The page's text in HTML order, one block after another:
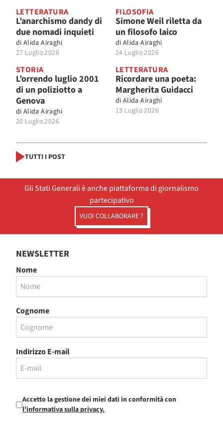
LETTERATURA
L’anarchismo dandy di
due nomadi inquieti
di Alida Airaghi
27 Luglio 2026
FILOSOFIA
Simone Weil riletta da
un filosofo laico
di Alida Airaghi
24 Luglio 2026
STORIA
L’orrendo luglio 2001
di un poliziotto a
Genova
di Alida Airaghi
20 Luglio 2026
LETTERATURA
Ricordare una poeta:
Margherita Guidacci
di Alida Airaghi
13 Luglio 2026
TUTTI I POST
Gli Stati Generali è anche piattaforma di giornalismo
partecipativo
VUOI COLLABORARE ?
NEWSLETTER
Nome
Cognome
Indirizzo E-mail
Accetto la gestione dei miei dati in conformità con
l'informativa sulla privacy.